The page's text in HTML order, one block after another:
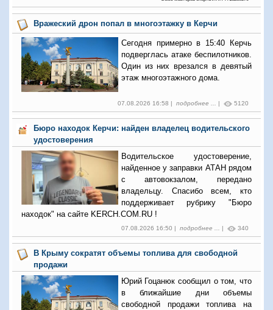
Вражеский дрон попал в многоэтажку в Керчи
Сегодня примерно в 15:40 Керчь
подверглась атаке беспилотников.
Один из них врезался в девятый
этаж многоэтажного дома.
07.08.2026 16:58 | подробнее ... | 5120
Бюро находок Керчи: найден владелец водительского
удостоверения
Водительское удостоверение,
найденное у заправки АТАН рядом
с автовокзалом, передано
владельцу. Спасибо всем, кто
поддерживает рубрику "Бюро
находок" на сайте KERCH.COM.RU !
07.08.2026 16:50 | подробнее ... | 340
В Крыму сократят объемы топлива для свободной
продажи
Юрий Гоцанюк сообщил о том, что
в ближайшие дни объемы
свободной продажи топлива на